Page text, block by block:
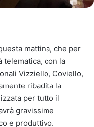
mattina, che per
telematica, con la
Vizziello, Coviello,
ribadita la
per tutto il
gravissime
e produttivo.